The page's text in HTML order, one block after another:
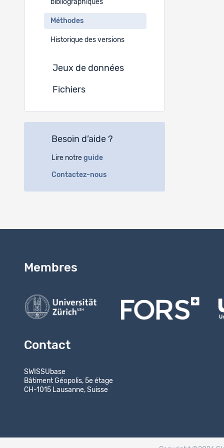
bibliographiques
Méthodes
Historique des versions
Jeux de données
Fichiers
Besoin d’aide ?
Lire notre guide
Contactez-nous
Membres
Contact
SWISSUbase
Bâtiment Géopolis, 5e étage
CH-1015 Lausanne, Suisse